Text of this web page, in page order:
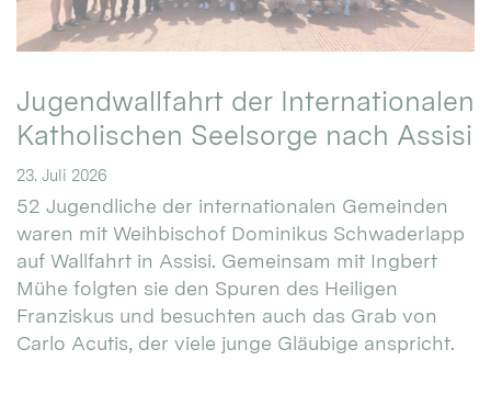
Jugendwallfahrt der Internationalen
Katholischen Seelsorge nach Assisi
23. Juli 2026
52 Jugendliche der internationalen Gemeinden
waren mit Weihbischof Dominikus Schwaderlapp
auf Wallfahrt in Assisi. Gemeinsam mit Ingbert
Mühe folgten sie den Spuren des Heiligen
Franziskus und besuchten auch das Grab von
Carlo Acutis, der viele junge Gläubige anspricht.